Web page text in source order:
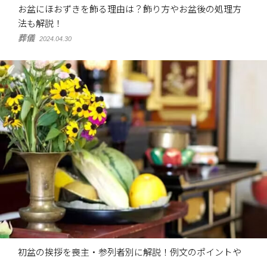
お盆にほおずきを飾る理由は？飾り方やお盆後の処理方
法も解説！
葬儀 2024.04.30
初盆の挨拶を喪主・参列者別に解説！例文のポイントや